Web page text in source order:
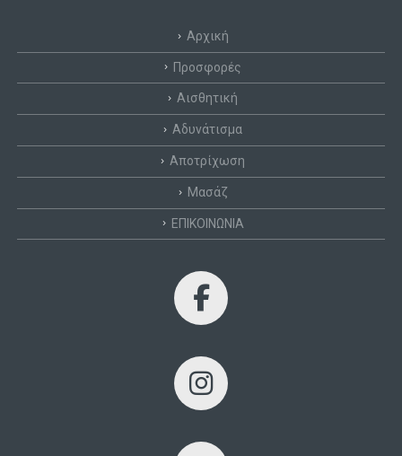
Αρχική
Προσφορές
Αισθητική
Αδυνάτισμα
Αποτρίχωση
Μασάζ
ΕΠΙΚΟΙΝΩΝΙΑ